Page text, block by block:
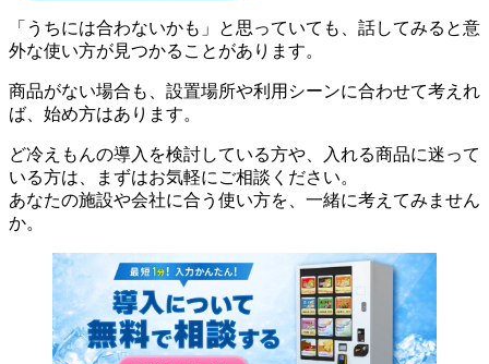
「うちには合わないかも」と思っていても、話してみると意
外な使い方が見つかることがあります。
商品がない場合も、設置場所や利用シーンに合わせて考えれ
ば、始め方はあります。
ど冷えもんの導入を検討している方や、入れる商品に迷って
いる方は、まずはお気軽にご相談ください。
あなたの施設や会社に合う使い方を、一緒に考えてみません
か。